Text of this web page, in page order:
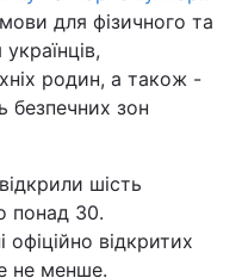
для фізичного та
родин, а також -
безпечних зон
шість
понад 30.
відкритих
не менше.